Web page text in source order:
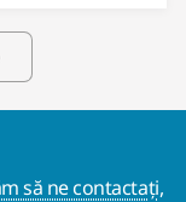
să ne contactați,